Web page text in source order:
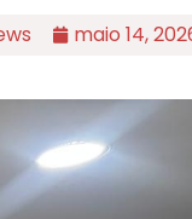
maio 14,